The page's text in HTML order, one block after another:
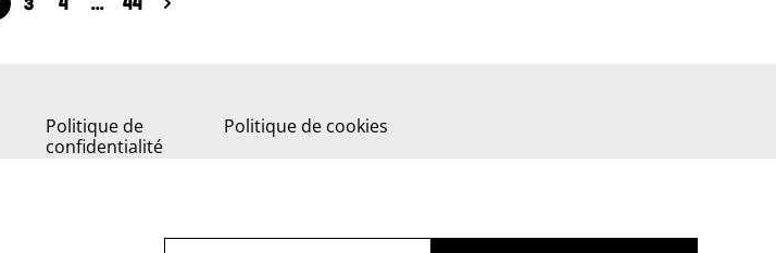
Politique de
confidentialité
Politique de cookies